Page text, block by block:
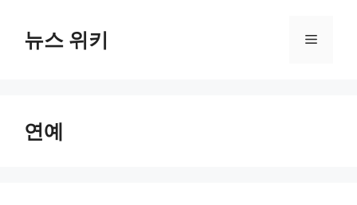
뉴스 위키 메
연예